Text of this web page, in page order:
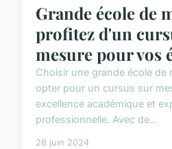
Grande école de
profitez d'un
mesure pour vos
Choisir une grande école de
opter pour un cursus sur
excellence académique et
professionnelle. Avec de...
28 juin 2024